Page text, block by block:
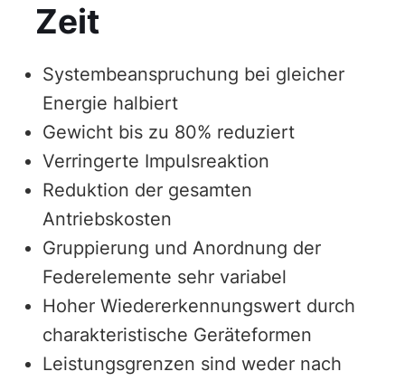
Zeit
Systembeanspruchung bei gleicher
Energie halbiert
Gewicht bis zu 80% reduziert
Verringerte Impulsreaktion
Reduktion der gesamten
Antriebskosten
Gruppierung und Anordnung der
Federelemente sehr variabel
Hoher Wiedererkennungswert durch
charakteristische Geräteformen
Leistungsgrenzen sind weder nach